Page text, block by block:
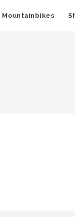
Mountainbikes